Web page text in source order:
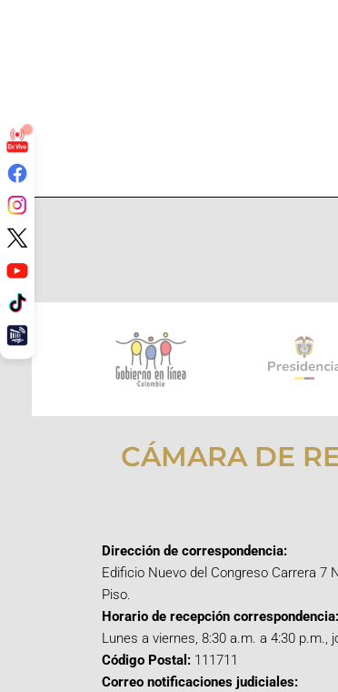
CÁMARA DE
Dirección de correspondencia:
Edificio Nuevo del Congreso Carrera 7
Piso.
Horario de recepción correspondencia:
Lunes a viernes, 8:30 a.m. a 4:30 p.m.,
Código Postal: 111711
Correo notificaciones judiciales: